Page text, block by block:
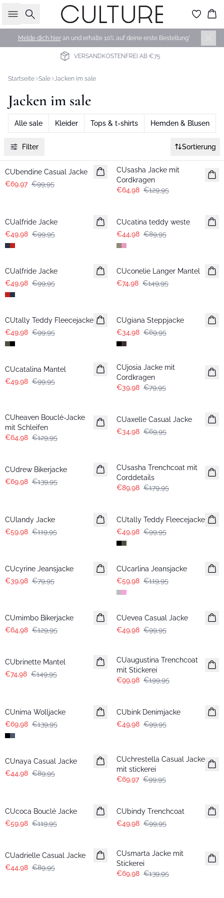
Suche
Melde dich hieran und erhalte 10% auf deine erste Bestellung*
LIEFERUNG IN 2-3 WERKTAGEN
Startseite Sale Jacken im sale
Jacken im sale
Alle sale Kleider Tops & t-shirts Hemden & Blusen
Filter Sortierung
-30%
CUbendine Casual Jacke
€69,97 €99,95
CUsasha Jacke mit
Cordkragen
€64,98 €129,95
CUalfride Jacke
€49,98 €99,95
CUcatina teddy weste
€44,98 €89,95
-50%
CUalfride Jacke
€49,98 €99,95
-50%
CUconelie Langer Mantel
€74,98 €149,95
-50%
CUtally Teddy Fleecejacke
€49,98 €99,95
CUgiana Steppjacke
€34,98 €69,95
-50%
CUcatalina Mantel
€49,98 €99,95
-50%
CUjosia Jacke mit
Cordkragen
€39,98 €79,95
CUheaven Bouclé-Jacke
mit Schleifen
€64,98 €129,95
CUaxelle Casual Jacke
€34,98 €69,95
CUdrew Bikerjacke
€69,98 €139,95
CUsasha Trenchcoat mit
Corddetails
€89,98 €179,95
CUlandy Jacke
€59,98 €119,95
CUtally Teddy Fleecejacke
€49,98 €99,95
CUcyrine Jeansjacke
€39,98 €79,95
-50%
CUcarlina Jeansjacke
€59,98 €119,95
CUmimbo Bikerjacke
€64,98 €129,95
-50%
CUevea Casual Jacke
€49,98 €99,95
CUbrinette Mantel
€74,98 €149,95
CUaugustina Trenchcoat
mit Stickerei
€99,98 €199,95
CUnima Wolljacke
€69,98 €139,95
CUbink Denimjacke
€49,98 €99,95
-50%
CUnaya Casual Jacke
€44,98 €89,95
CUchrestella Casual Jacke
mit stickerei
€69,97 €99,95
CUcoca Bouclé Jacke
€59,98 €119,95
CUbindy Trenchcoat
€49,98 €99,95
CUadrielle Casual Jacke
€44,98 €89,95
CUsmarta Jacke mit
Stickerei
€69,98 €139,95